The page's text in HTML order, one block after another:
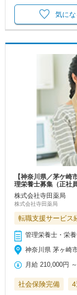
気にな
【神奈川県／茅ケ崎
理栄養士募集（正社員
株式会社寺田薬局
株式会社寺田薬局
転職支援サービス
管理栄養士・栄
神奈川県 茅ヶ崎
月給 210,000円 ～
社会保険完備